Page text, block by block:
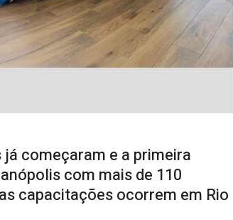
já começaram e a primeira
com mais de 110
capacitações ocorrem em Rio